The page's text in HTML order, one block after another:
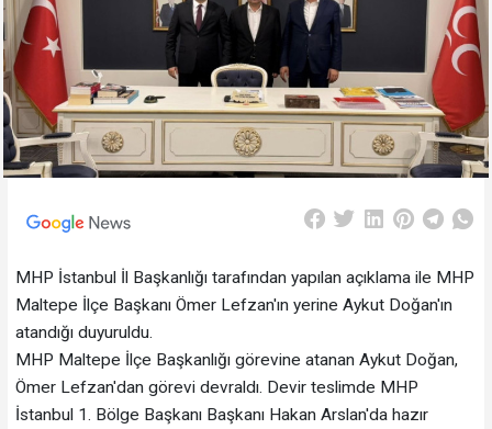
MHP İstanbul İl Başkanlığı tarafından yapılan açıklama ile MHP
Maltepe İlçe Başkanı Ömer Lefzan'ın yerine Aykut Doğan'ın
atandığı duyuruldu.
MHP Maltepe İlçe Başkanlığı görevine atanan Aykut Doğan,
Ömer Lefzan'dan görevi devraldı. Devir teslimde MHP
İstanbul 1. Bölge Başkanı Başkanı Hakan Arslan'da hazır